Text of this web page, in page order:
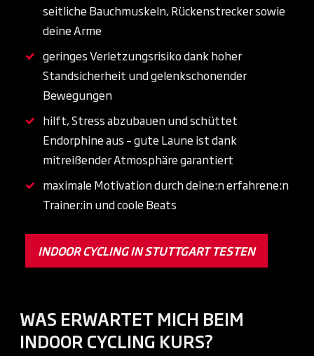
seitliche Bauchmuskeln, Rückenstrecker sowie
deine Arme
geringes Verletzungsrisiko dank hoher
Standsicherheit und gelenkschonender
Bewegungen
hilft, Stress abzubauen und schüttet
Endorphine aus – gute Laune ist dank
mitreißender Atmosphäre garantiert
maximale Motivation durch deine:n erfahrene:n
Trainer:in und coole Beats
INDOOR CYCLING IN STUTTGART TESTEN
WAS ERWARTET MICH BEIM
INDOOR CYCLING KURS?